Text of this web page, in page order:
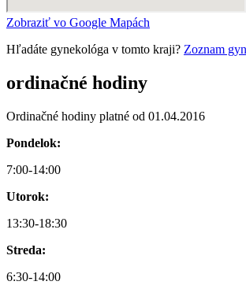
Zobraziť vo Google Mapách
Hľadáte gynekológa v tomto kraji? Zoznam
ordinačné hodiny
Ordinačné hodiny platné od 01.04.2016
Pondelok:
7:00-14:00
Utorok:
13:30-18:30
Streda:
6:30-14:00